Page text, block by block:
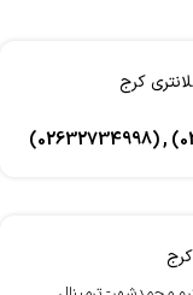
(02632734998) ,